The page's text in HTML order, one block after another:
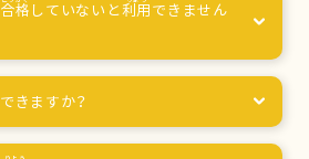
合格 していないと利用 できません
できますか？